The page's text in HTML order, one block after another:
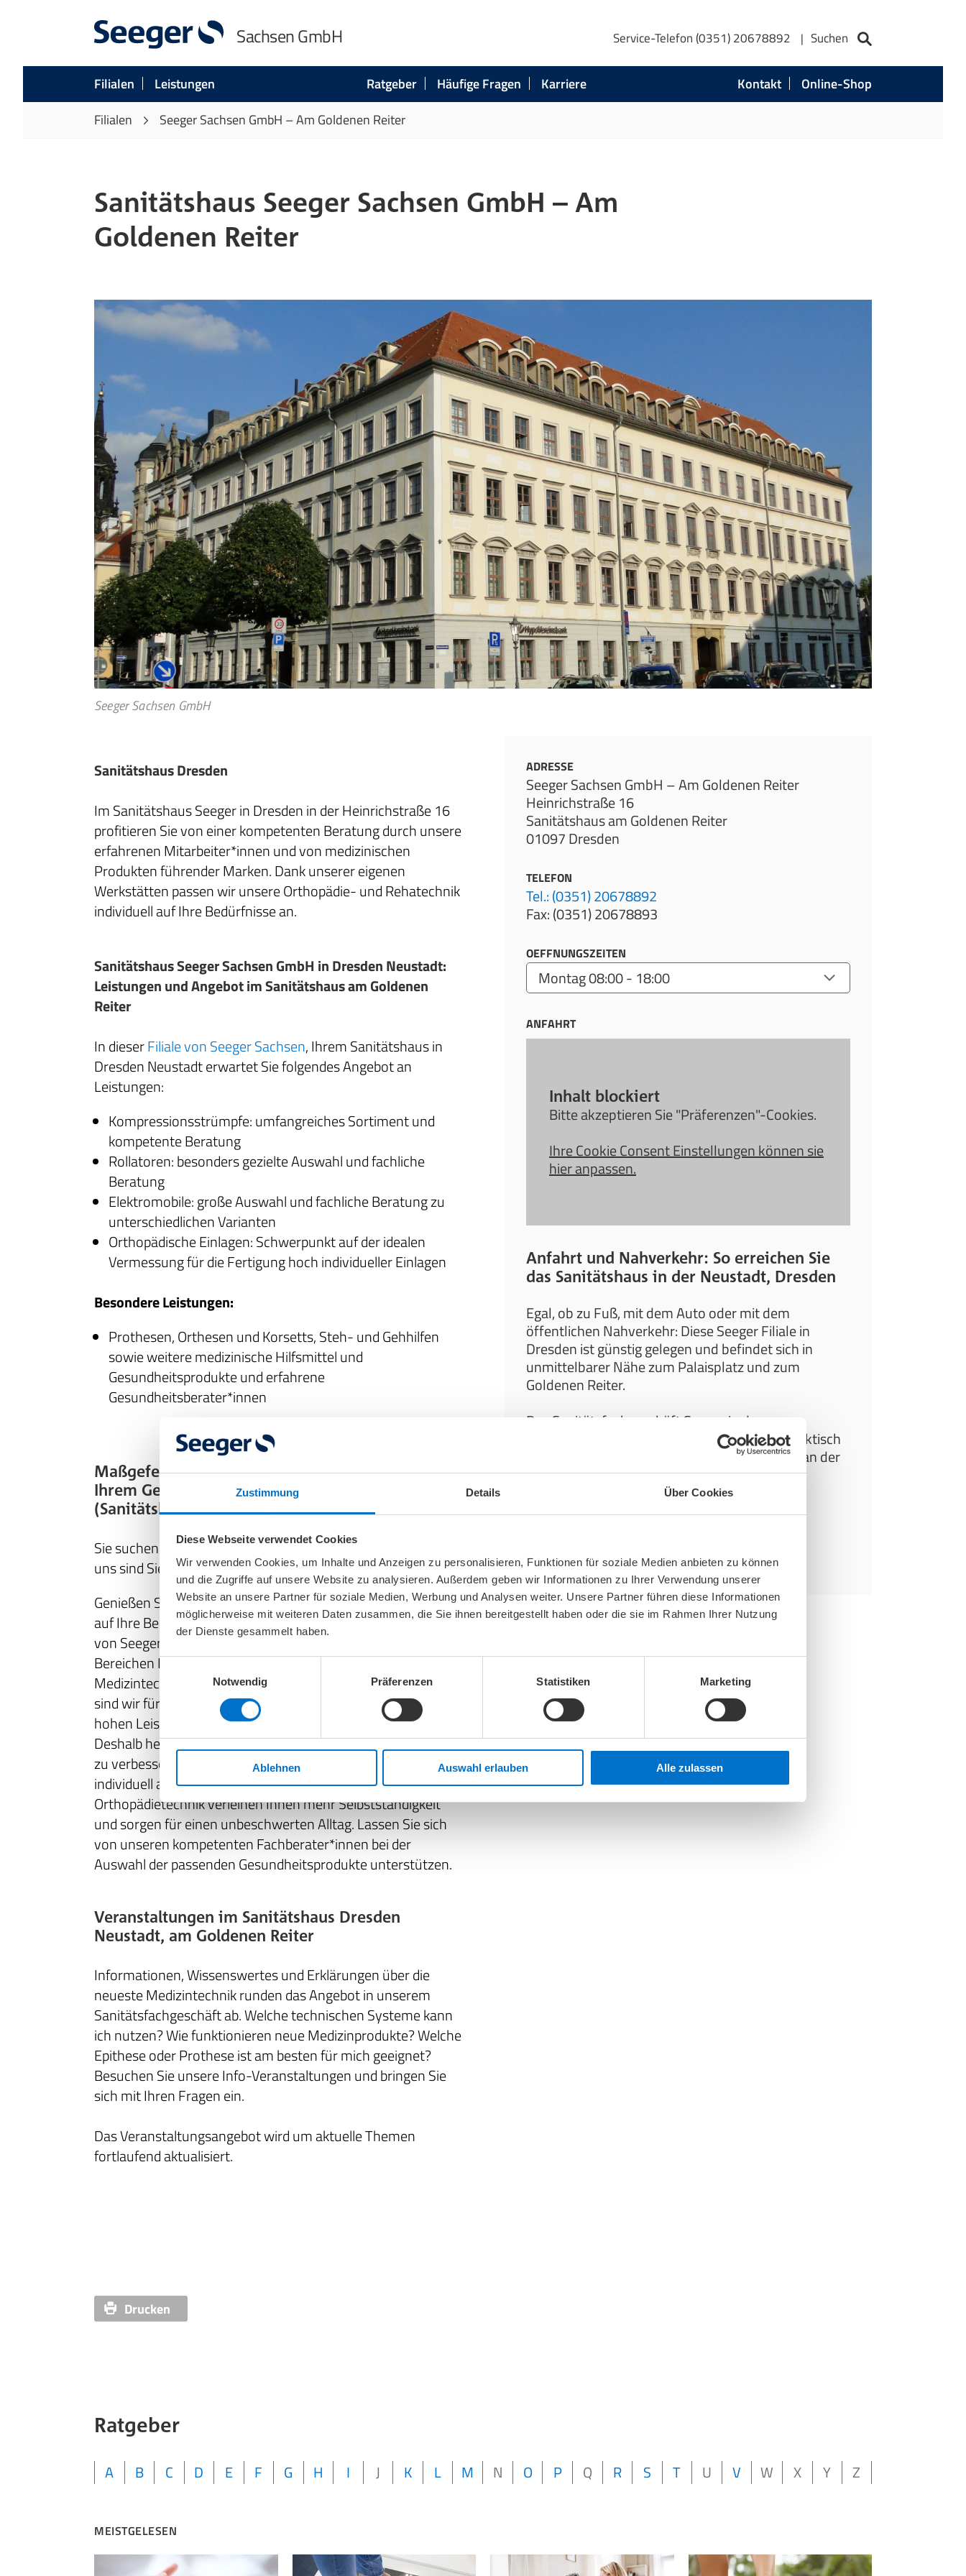
Zustimmung Details Über Cookies
Diese Webseite verwendet Cookies
Wir verwenden Cookies, um Inhalte und Anzeigen zu personalisieren, Funktionen für soziale Medien anbieten zu können
und die Zugriffe auf unsere Website zu analysieren. Außerdem geben wir Informationen zu Ihrer Verwendung unserer
Website an unsere Partner für soziale Medien, Werbung und Analysen weiter. Unsere Partner führen diese Informationen
möglicherweise mit weiteren Daten zusammen, die Sie ihnen bereitgestellt haben oder die sie im Rahmen Ihrer Nutzung
der Dienste gesammelt haben.
Notwendig
Präferenzen Statistiken Marketing
Ablehnen Auswahl erlauben Alle zulassen
Sachsen GmbH Service-Telefon (0351) 20678892 Suchen
Filialen Leistungen Ratgeber Häufige Fragen Karriere Kontakt
Online-Shop
Filialen
Seeger Sachsen GmbH – Am Goldenen Reiter
Sanitätshaus Seeger Sachsen GmbH – Am
Goldenen Reiter
Seeger Sachsen GmbH
Sanitätshaus Dresden
Im Sanitätshaus Seeger in Dresden in der Heinrichstraße 16
profitieren Sie von einer kompetenten Beratung durch unsere
erfahrenen Mitarbeiter*innen und von medizinischen
Produkten führender Marken. Dank unserer eigenen
Werkstätten passen wir unsere Orthopädie- und Rehatechnik
individuell auf Ihre Bedürfnisse an.
Sanitätshaus Seeger Sachsen GmbH in Dresden Neustadt:
Leistungen und Angebot im Sanitätshaus am Goldenen
Reiter
In dieserFiliale von Seeger Sachsen, Ihrem Sanitätshaus in
Dresden Neustadt erwartet Sie folgendes Angebot an
Leistungen:
Kompressionsstrümpfe: umfangreiches Sortiment und
kompetente Beratung
Rollatoren: besonders gezielte Auswahl und fachliche
Beratung
Elektromobile: große Auswahl und fachliche Beratung zu
unterschiedlichen Varianten
Orthopädische Einlagen: Schwerpunkt auf der idealen
Vermessung für die Fertigung hoch individueller Einlagen
Besondere Leistungen:
Prothesen, Orthesen und Korsetts, Steh- und Gehhilfen
sowie weitere medizinische Hilfsmittel und
Gesundheitsprodukte und erfahrene
Gesundheitsberater*innen
Maßgefertigte Orthopädie- und Rehatechnik in
Ihrem Gesundheitshaus in Dresden Neustadt
(Sanitätshaus am Goldenen Reiter)
Sie suchen nach den besten Sanitätshäusern in Dresden? Bei
uns sind Sie garantiert richtig!
Genießen Sie einen unbeschwerten Alltag mit einer perfekt
auf Ihre Bedürfnisse angepassten medizinischen Versorgung
von Seeger. Ob orthopädische Einlagen, Produkte aus den
Bereichen Pflege und Alltagshilfen oder individuelle
Medizintechnik – im Seeger Sanitätsfachhandel in Dresden
sind wir für Sie da. Für uns steht Ihre Lebensqualität mit einer
hohen Leistungsfähigkeit und Mobilität an erster Stelle.
Deshalb helfen wir Ihnen mit unseren Produkten dabei, diese
zu verbessern. Unsere medizinischen Hilfsmittel und
individuell an Ihren Körper anpassbare Reha- und
Orthopädietechnik verleihen Ihnen mehr Selbstständigkeit
und sorgen für einen unbeschwerten Alltag. Lassen Sie sich
von unseren kompetenten Fachberater*innen bei der
Auswahl der passenden Gesundheitsprodukte unterstützen.
Veranstaltungen im Sanitätshaus Dresden
Neustadt, am Goldenen Reiter
Informationen, Wissenswertes und Erklärungen über die
neueste Medizintechnik runden das Angebot in unserem
Sanitätsfachgeschäft ab. Welche technischen Systeme kann
ich nutzen? Wie funktionieren neue Medizinprodukte? Welche
Epithese oder Prothese ist am besten für mich geeignet?
Besuchen Sie unsere Info-Veranstaltungen und bringen Sie
sich mit Ihren Fragen ein.
Das Veranstaltungsangebot wird um aktuelle Themen
fortlaufend aktualisiert.
Drucken
ADRESSE
Seeger Sachsen GmbH – Am Goldenen Reiter
Heinrichstraße 16
Sanitätshaus am Goldenen Reiter
01097 Dresden
TELEFON
Tel.: (0351) 20678892
Fax: (0351) 20678893
OEFFNUNGSZEITEN
ANFAHRT
Inhalt blockiert
Bitte akzeptieren Sie "Präferenzen"-Cookies.
Ihre Cookie Consent Einstellungen können sie
hier anpassen.
Anfahrt und Nahverkehr: So erreichen Sie
das Sanitätshaus in der Neustadt, Dresden
Egal, ob zu Fuß, mit dem Auto oder mit dem
öffentlichen Nahverkehr: Diese Seeger Filiale in
Dresden ist günstig gelegen und befindet sich in
unmittelbarer Nähe zum Palaisplatz und zum
Goldenen Reiter.
Das Sanitätsfachgeschäft Seeger in der
Heinrichstraße 16 in Dresden erreichen Sie praktisch
mit den Tramlinien 3, 4, 7, 8 und 9. Steigen Sie an der
Station “Palaisplatz” aus.
An dieser Filiale sind Parkplätze vorhanden.
Ratgeber
A B C D E F G H I J K L M N O P Q R S T U V W X Y Z
MEISTGELESEN